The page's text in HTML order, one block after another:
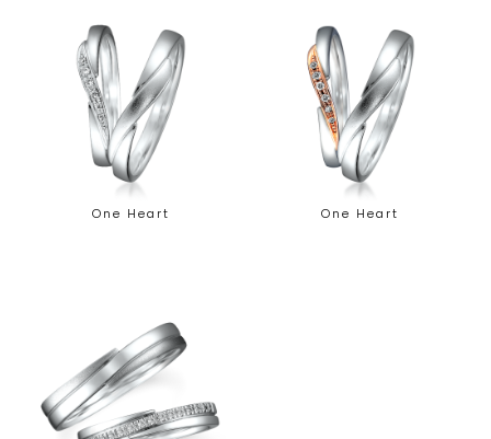
One Heart One Heart